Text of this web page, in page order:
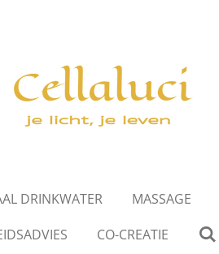
DRINKWATER MASSAGE
CO-CREATIE